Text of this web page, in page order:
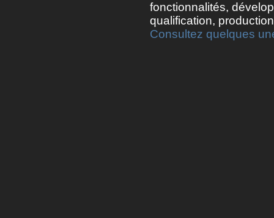
fonctionnalités,
qualification,
Consultez quelques